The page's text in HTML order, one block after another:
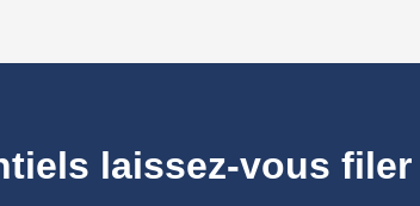
laissez-vous